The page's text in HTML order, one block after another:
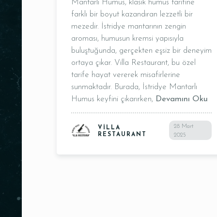
Mantarlı Humus, klasik humus tarifine
farklı bir boyut kazandıran lezzetli bir
mezedir. İstridye mantarının zengin
aroması, humusun kremsi yapısıyla
buluştuğunda, gerçekten eşsiz bir deneyim
ortaya çıkar. Villa Restaurant, bu özel
tarife hayat vererek misafirlerine
sunmaktadır. Burada, İstridye Mantarlı
Humus keyfini çıkarırken, Devamını Oku
VILLA
RESTAURANT
28 Mart
2025
Kişi Sayısı